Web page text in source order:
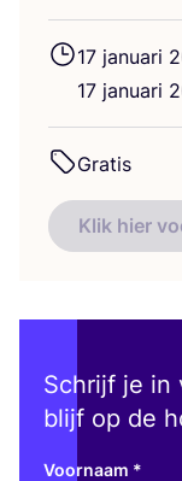
17 janu­a­ri
17 janu­a­ri
Gra­tis
Klik hier
Schrijf je in
blijf op de
Voornaam *